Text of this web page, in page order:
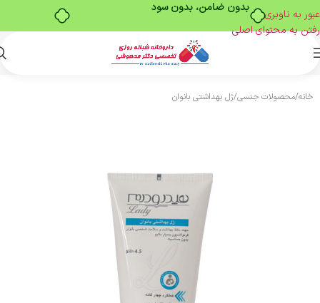
بدون ضامن، بدون سود
عبور به ناوبری
رفتن به محتوای اصلی
خانه/محصولات جنسی/ژل بهداشتی بانوان